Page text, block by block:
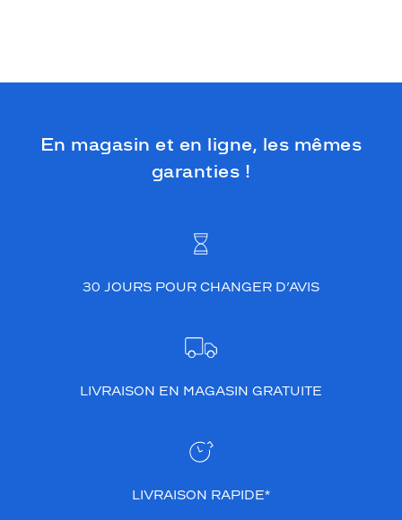
En magasin et en ligne, les mêmes
garanties !
30 JOURS POUR CHANGER D’AVIS
LIVRAISON EN MAGASIN GRATUITE
LIVRAISON RAPIDE*